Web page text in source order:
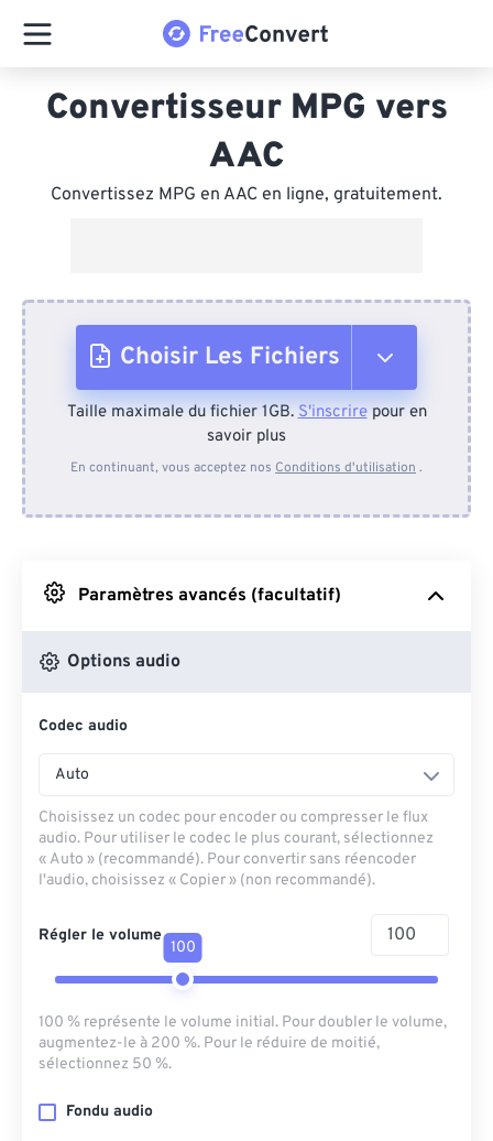
Convertisseur MPG vers
AAC
Convertissez MPG en AAC en ligne, gratuitement.
Choisir Les Fichiers
Depuis l'appareil
Depuis Google Drive
Depuis OneDrive
Taille maximale du fichier 1GB.S'inscrirepour en
savoir plus
En continuant, vous acceptez nos Conditions d'utilisation .
Paramètres avancés (facultatif)
Options audio
Codec audio
Auto
Choisissez un codec pour encoder ou compresser le flux
audio. Pour utiliser le codec le plus courant, sélectionnez
« Auto » (recommandé). Pour convertir sans réencoder
l'audio, choisissez « Copier » (non recommandé).
Régler le volume
100
100 % représente le volume initial. Pour doubler le volume,
augmentez-le à 200 %. Pour le réduire de moitié,
sélectionnez 50 %.
Fondu audio